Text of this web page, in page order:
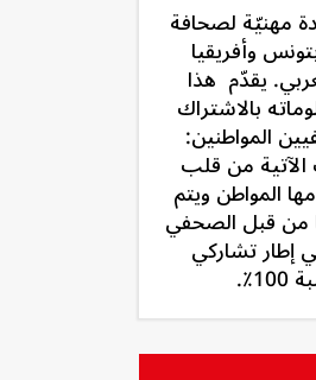
مهنيّة لصحافة
وأفريقيا
يقدّم هذا
بالاشتراك
المواطنين:
الآتية من قلب
المواطن ويتم
من قبل الصحفي
إطار تشاركي